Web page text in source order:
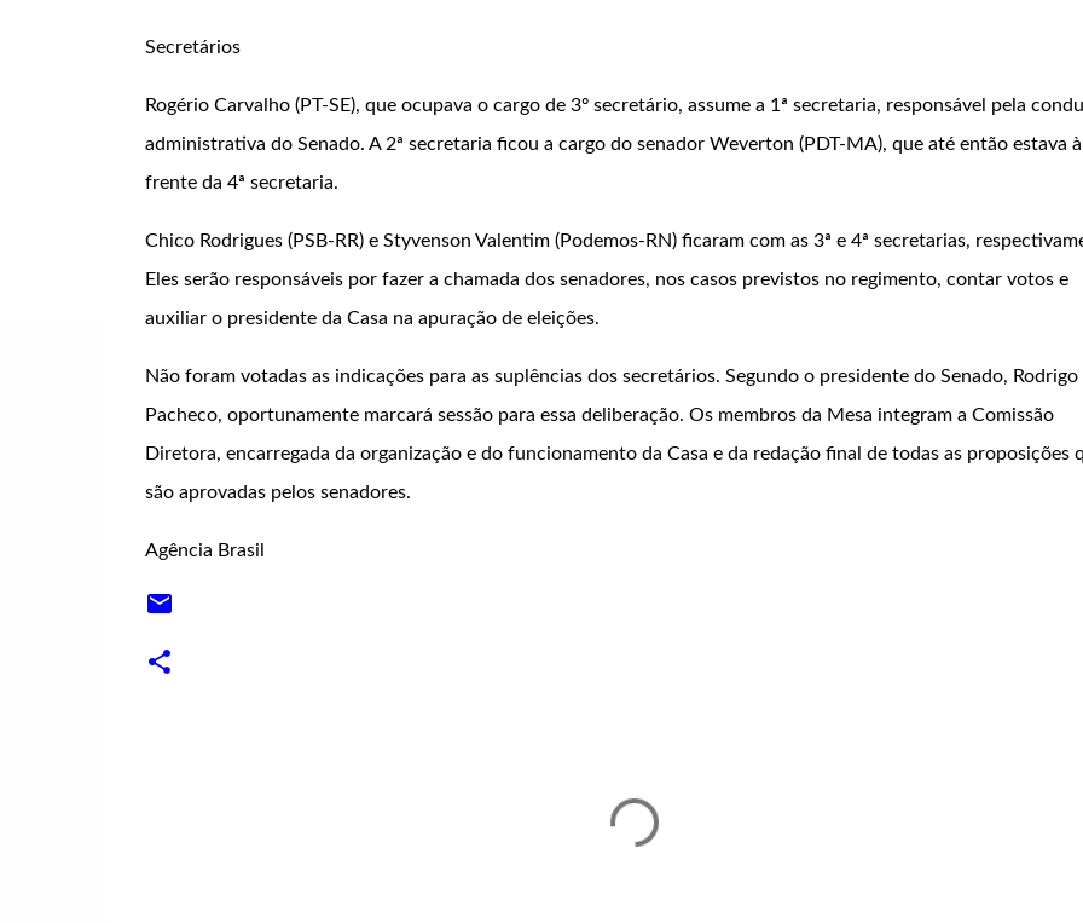
Secretários
Rogério Carvalho (PT-SE), que ocupava o cargo de 3º secretário, assume a 1ª secretaria, responsável pela
administrativa do Senado. A 2ª secretaria ficou a cargo do senador Weverton (PDT-MA), que até então estava à
frente da 4ª secretaria.
Chico Rodrigues(PSB-RR) e Styvenson Valentim(Podemos-RN) ficaram com as 3ª e 4ª secretarias,
Eles serão responsáveis por fazer a chamada dos senadores, nos casos previstos no regimento, contar votos e
auxiliar o presidente da Casa na apuração de eleições.
Não foram votadas as indicações para as suplências dos secretários. Segundo o presidente do Senado, Rodrigo
Pacheco, oportunamente marcará sessão para essa deliberação. Os membros da Mesa integram a Comissão
Diretora, encarregada da organização e do funcionamento da Casa e da redação final de todas as proposições
são aprovadas pelos senadores.
Agência Brasil